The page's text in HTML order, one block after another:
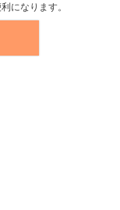
になります。